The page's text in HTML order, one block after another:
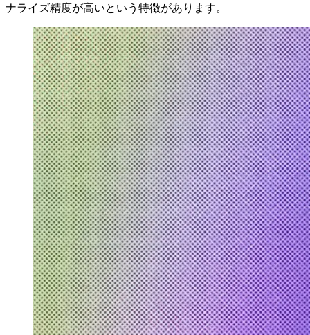
ナライズ精度が高いという特徴があります。